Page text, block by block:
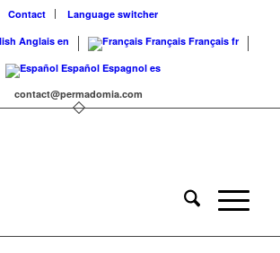
Contact
Language switcher
Anglais en Français Français fr
Español Espagnol es
contact@permadomia.com